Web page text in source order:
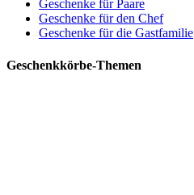
Geschenke für Paare
Geschenke für den Chef
Geschenke für die Gastfamilie
Geschenkkörbe-Themen